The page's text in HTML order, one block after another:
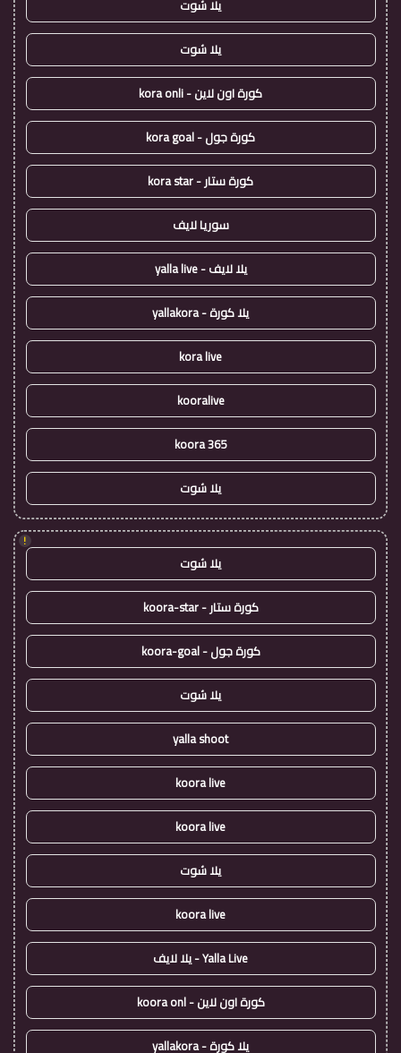
يلا شوت
يلا شوت
كورة اون لاين - kora onli
كورة جول - kora goal
كورة ستار - kora star
سوريا لايف
يلا لايف - yalla live
يلا كورة - yallakora
kora live
kooralive
koora 365
يلا شوت
!
يلا شوت
كورة ستار - koora-star
كورة جول - koora-goal
يلا شوت
yalla shoot
koora live
koora live
يلا شوت
koora live
Yalla Live - يلا لايف
كورة اون لاين - koora onl
يلا كورة - yallakora